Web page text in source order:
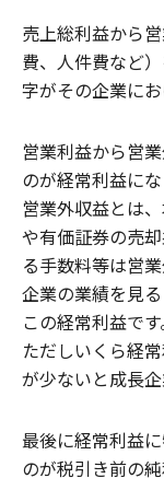
売上総利益から
費、人件費など
字がその企業に
営業利益から営
のが経常利益にな
営業外収益とは
や有価証券の売
る手数料等は営
企業の業績を見
この経常利益です
ただしいくら経
が少ないと成長
最後に経常利益
のが税引き前の純